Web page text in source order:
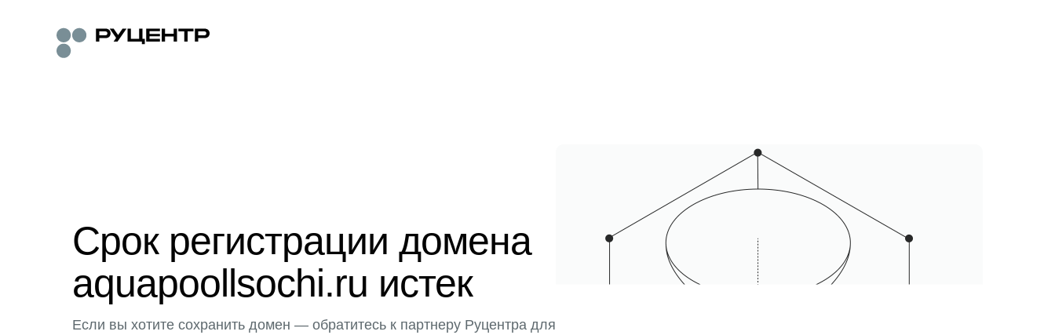
Срок регистрации домена
aquapoollsochi.ru истек
Если вы хотите сохранить домен — обратитесь к партнеру Руцентра для